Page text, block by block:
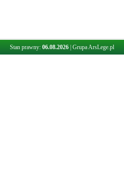
Stan prawny: 06.08.2026 Grupa ArsLege.pl